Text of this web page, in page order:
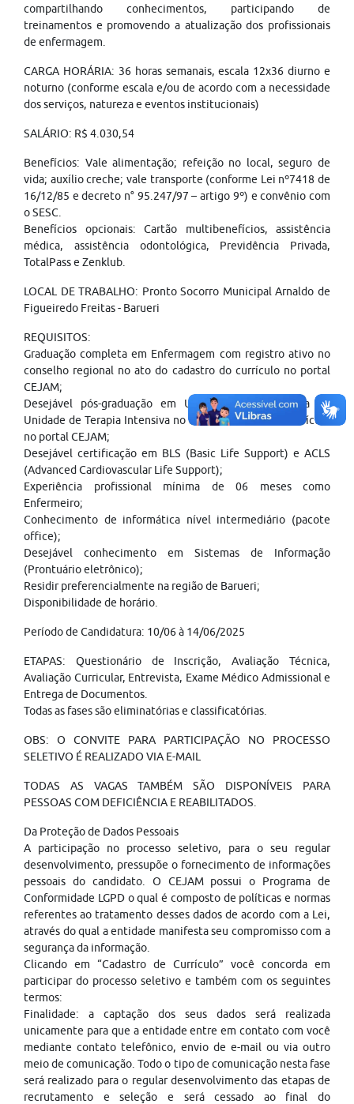
compartilhando conhecimentos, participando de
treinamentos e promovendo a atualização dos profissionais
de enfermagem.
CARGA HORÁRIA: 36 horas semanais, escala 12x36 diurno e
noturno (conforme escala e/ou de acordo com a necessidade
dos serviços, natureza e eventos institucionais)
SALÁRIO: R$ 4.030,54
Benefícios: Vale alimentação; refeição no local, seguro de
vida; auxílio creche; vale transporte (conforme Lei nº7418 de
16/12/85 e decreto n° 95.247/97 – artigo 9º) e convênio com
o SESC.
Benefícios opcionais: Cartão multibenefícios, assistência
médica, assistência odontológica, Previdência Privada,
TotalPass e Zenklub.
LOCAL DE TRABALHO: Pronto Socorro Municipal Arnaldo de
Figueiredo Freitas - Barueri
REQUISITOS:
Graduação completa em Enfermagem com registro ativo no
conselho regional no ato do cadastro do currículo no portal
CEJAM;
Desejável pós-graduação em Urgência e Emergência ou
Unidade de Terapia Intensiva no ato do cadastro do currículo
no portal CEJAM;
Desejável certificação em BLS (Basic Life Support) e ACLS
(Advanced Cardiovascular Life Support);
Experiência profissional mínima de 06 meses como
Enfermeiro;
Conhecimento de informática nível intermediário (pacote
office);
Desejável conhecimento em Sistemas de Informação
(Prontuário eletrônico);
Residir preferencialmente na região de Barueri;
Disponibilidade de horário.
Período de Candidatura: 10/06 à 14/06/2025
ETAPAS: Questionário de Inscrição, Avaliação Técnica,
Avaliação Curricular, Entrevista, Exame Médico Admissional e
Entrega de Documentos.
Todas as fases são eliminatórias e classificatórias.
OBS: O CONVITE PARA PARTICIPAÇÃO NO PROCESSO
SELETIVO É REALIZADO VIA E-MAIL
TODAS AS VAGAS TAMBÉM SÃO DISPONÍVEIS PARA
PESSOAS COM DEFICIÊNCIA E REABILITADOS.
Da Proteção de Dados Pessoais
A participação no processo seletivo, para o seu regular
desenvolvimento, pressupõe o fornecimento de informações
pessoais do candidato. O CEJAM possui o Programa de
Conformidade LGPD o qual é composto de políticas e normas
referentes ao tratamento desses dados de acordo com a Lei,
através do qual a entidade manifesta seu compromisso com a
segurança da informação.
Clicando em “Cadastro de Currículo” você concorda em
participar do processo seletivo e também com os seguintes
termos:
Finalidade: a captação dos seus dados será realizada
unicamente para que a entidade entre em contato com você
mediante contato telefônico, envio de e-mail ou via outro
meio de comunicação. Todo o tipo de comunicação nesta fase
será realizado para o regular desenvolvimento das etapas de
recrutamento e seleção e será cessado ao final do